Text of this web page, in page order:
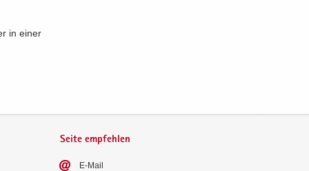
in einer
Seite empfehlen
E-​Mail